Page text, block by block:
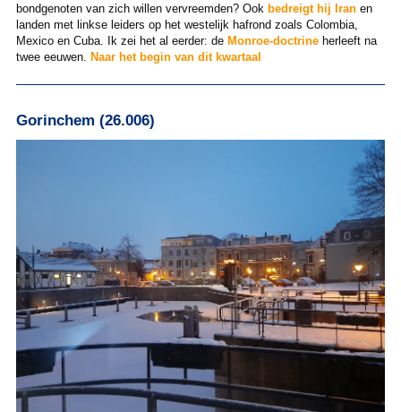
bondgenoten van zich willen vervreemden? Ook bedreigt hij Iranen
landen met linkse leiders op het westelijk hafrond zoals Colombia,
Mexico en Cuba. Ik zei het al eerder: de Monroe-doctrineherleeft na
twee eeuwen. Naar het begin van dit kwartaal
Gorinchem (26.006)